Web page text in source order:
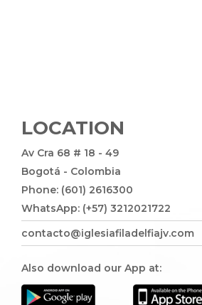
LOCATION
Av Cra 68 # 18 - 49
Bogotá - Colombia
Phone: (601) 2616300
WhatsApp: (+57) 3212021722
contacto@iglesiafiladelfiajv.com
Also download our App at: